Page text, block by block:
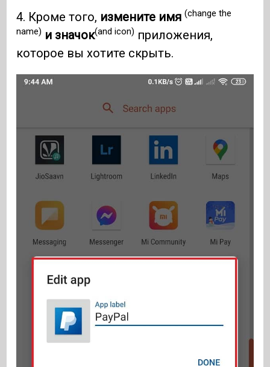
4. Кроме того, измените имя(change the
name) и значок(and icon) приложения,
которое вы хотите скрыть.